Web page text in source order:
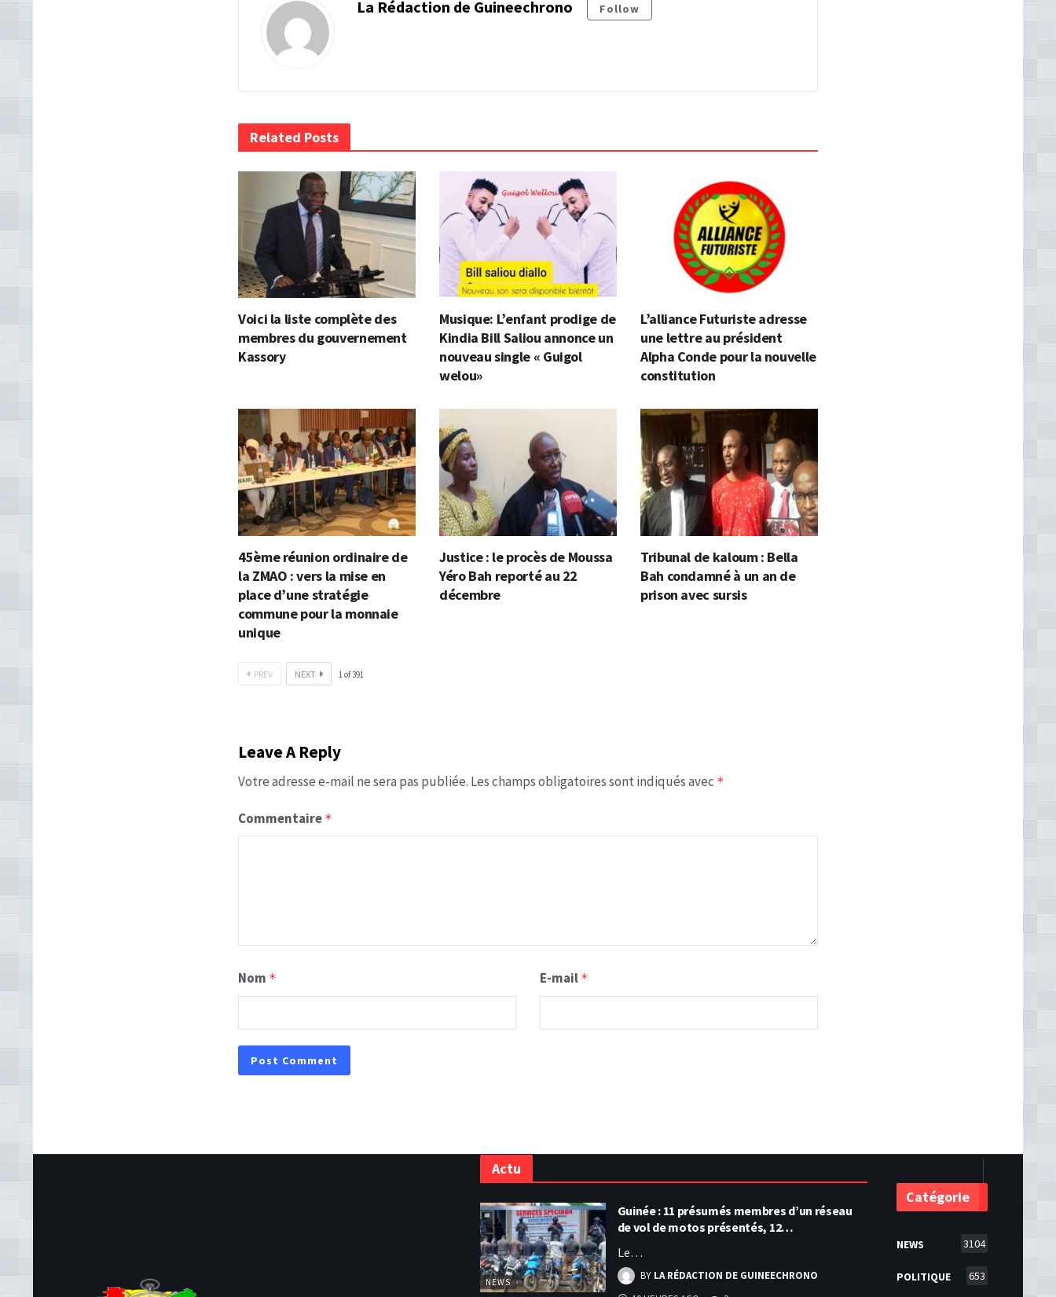
La Rédaction de Guineechrono Follow
Related Posts
Voici la liste complète des
membres du gouvernement
Kassory
Musique: L’enfant prodige de
Kindia Bill Saliou annonce un
nouveau single « Guigol
welou»
L’alliance Futuriste adresse
une lettre au président
Alpha Conde pour la nouvelle
constitution
45ème réunion ordinaire de
la ZMAO : vers la mise en
place d’une stratégie
commune pour la monnaie
unique
Justice : le procès de Moussa
Yéro Bah reporté au 22
décembre
Tribunal de kaloum : Bella
Bah condamné à un an de
prison avec sursis
PREV NEXT 1of391
Leave A Reply
Votre adresse e-mail ne sera pas publiée. Les champs obligatoires sont indiqués avec *
Commentaire *
Nom * E-mail *
Actu
NEWS
Guinée : 11 présumés membres d’un réseau
de vol de motos présentés, 12…
Le…
BY LA RÉDACTION DE GUINEECHRONO
Catégorie
NEWS 3104
POLITIQUE 653